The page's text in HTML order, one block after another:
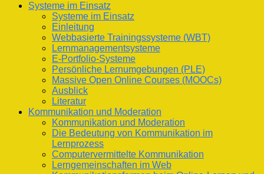
Systeme im Einsatz
Systeme im Einsatz
Einleitung
Webbasierte Trainingssysteme (WBT)
Lernmanagementsysteme
E-Portfolio-Systeme
Persönliche Lernumgebungen (PLE)
Massive Open Online Courses (MOOCs)
Ausblick
Literatur
Kommunikation und Moderation
Kommunikation und Moderation
Die Bedeutung von Kommunikation im
Lernprozess
Computervermittelte Kommunikation
Lerngemeinschaften im Web